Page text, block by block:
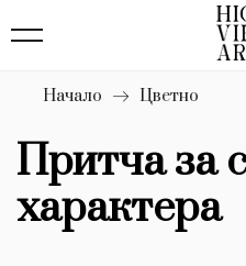
Бизнес
Мода
Dialogue
Изкуство
4339
Начало Цветно
Притча за
характера